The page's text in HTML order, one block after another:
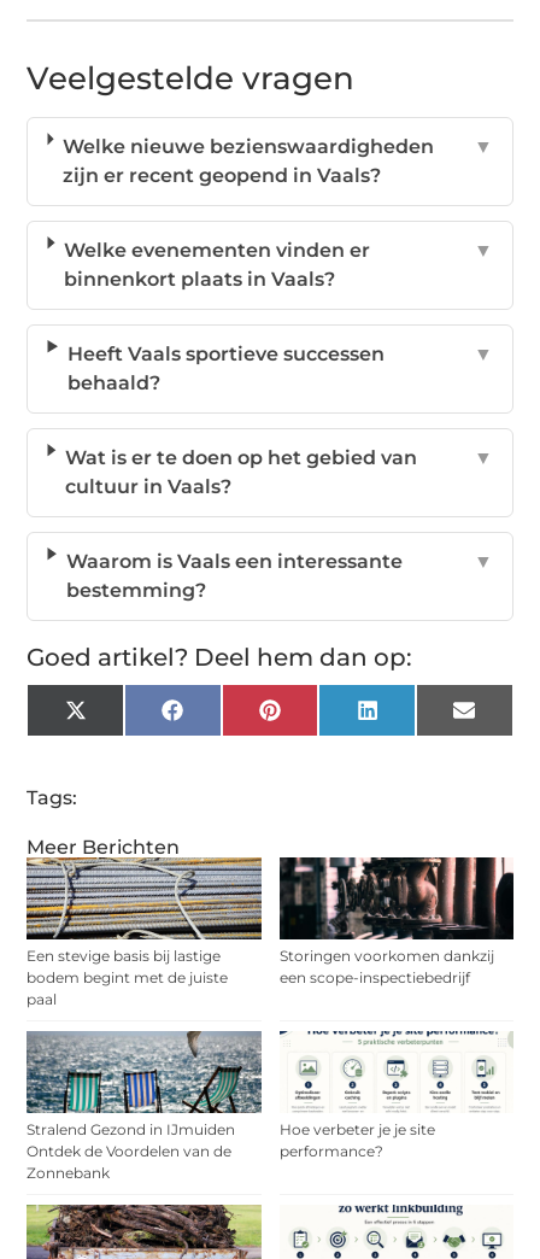
Meer Berichten
Een stevige basis bij lastige
bodem begint met de juiste
paal
Storingen voorkomen dankzij
een scope-inspectiebedrijf
Stralend Gezond in IJmuiden
Ontdek de Voordelen van de
Zonnebank
Hoe verbeter je je site
performance?
Veelgestelde vragen
Welke nieuwe bezienswaardigheden
zijn er recent geopend in Vaals?
▼
Welke evenementen vinden er
binnenkort plaats in Vaals?
▼
Heeft Vaals sportieve successen
behaald?
▼
Wat is er te doen op het gebied van
cultuur in Vaals?
▼
Waarom is Vaals een interessante
bestemming?
▼
Goed artikel? Deel hem dan op:
X
(Twitter)
FacebookPinterestLinkedIn Email
Tags: